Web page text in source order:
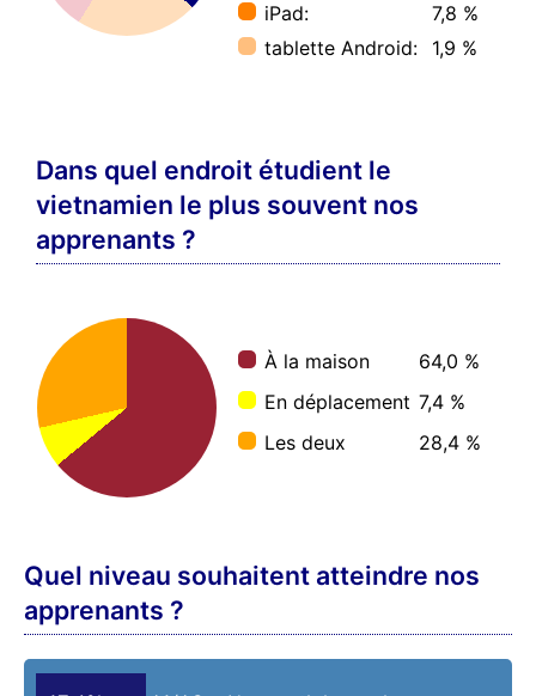
iPad:
7,8 %
tablette Android:
1,9 %
Dans quel endroit étudient le
vietnamien le plus souvent nos
apprenants ?
À la maison
64,0 %
En déplacement 7,4 %
Les deux
28,4 %
Quel niveau souhaitent atteindre nos
apprenants ?